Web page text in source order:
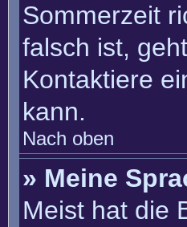
Sommerzeit
falsch ist,
Kontaktiere
kann.
Nach oben
» Meine
Meist hat die